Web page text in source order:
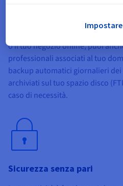
Per aiutarti nella tua attività,
hosting con una gamma di
o il tuo negozio online, puoi
professionali associati al tuo
backup automatici giornalieri
archiviati sul tuo spazio disco
caso di necessità.
Sicurezza senza pari
Impostare